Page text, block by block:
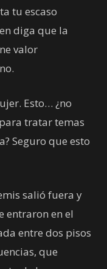
tu escaso
diga que la
valor
Esto… ¿no
tratar temas
Seguro que esto
salió fuera y
entraron en el
entre dos pisos
que